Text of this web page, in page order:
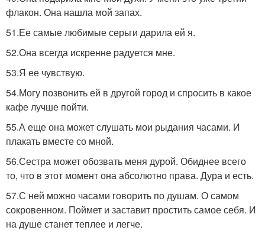
флакон. Она нашла мой запах.
51.Ее самые любимые серьги дарила ей я.
52.Она всегда искренне радуется мне.
53.Я ее чувствую.
54.Могу позвонить ей в другой город и спросить в какое
кафе лучше пойти.
55.А еще она может слушать мои рыдания часами. И
плакать вместе со мной.
56.Сестра может обозвать меня дурой. Обиднее всего
то, что в этот момент она абсолютно права. Дура и есть.
57.С ней можно часами говорить по душам. О самом
сокровенном. Поймет и заставит простить самое себя. И
на душе станет теплее и легче.